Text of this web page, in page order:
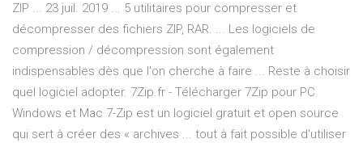
ZIP ... 23 juil. 2019 ... 5 utilitaires pour compresser et
décompresser des fichiers ZIP, RAR. ... Les logiciels de
compression / décompression sont également
indispensables dès que l'on cherche à faire ... Reste à choisir
quel logiciel adopter. 7Zip.fr - Télécharger 7Zip pour PC
Windows et Mac 7-Zip est un logiciel gratuit et open source
qui sert à créer des « archives ... tout à fait possible d'utiliser